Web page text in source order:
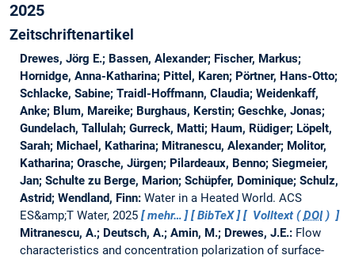
2025
Zeitschriftenartikel
Drewes, Jörg E.; Bassen, Alexander; Fischer, Markus;
Hornidge, Anna-Katharina; Pittel, Karen; Pörtner, Hans-Otto;
Schlacke, Sabine; Traidl-Hoffmann, Claudia; Weidenkaff,
Anke; Blum, Mareike; Burghaus, Kerstin; Geschke, Jonas;
Gundelach, Tallulah; Gurreck, Matti; Haum, Rüdiger; Löpelt,
Sarah; Michael, Katharina; Mitranescu, Alexander; Molitor,
Katharina; Orasche, Jürgen; Pilardeaux, Benno; Siegmeier,
Jan; Schulte zu Berge, Marion; Schüpfer, Dominique; Schulz,
Astrid; Wendland, Finn: Water in a Heated World. ACS
ES&amp;T Water, 2025
mehr… BibTeX Volltext (DOI)
Mitranescu, A.; Deutsch, A.; Amin, M.; Drewes, J.E.: Flow
characteristics and concentration polarization of surface-